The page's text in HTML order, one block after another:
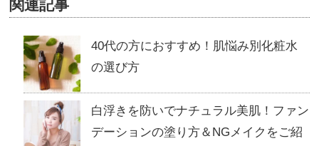
関連記事
40代の方におすすめ！肌悩み別化粧水
の選び方
白浮きを防いでナチュラル美肌！ファン
デーションの塗り方＆NGメイクをご紹